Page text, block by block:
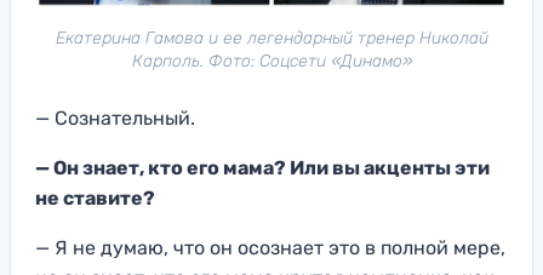
Екатерина Гамова и ее легендарный тренер Николай
Карполь. Фото: Соцсети «Динамо»
— Сознательный.
— Он знает, кто его мама? Или вы акценты эти
не ставите?
— Я не думаю, что он осознает это в полной мере,